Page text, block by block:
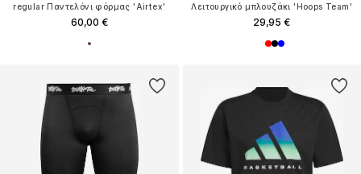
regular Παντελόνι φόρμας 'Airtex'
60,00 €
Λειτουργικό μπλουζάκι 'Hoops Team'
29,95 €